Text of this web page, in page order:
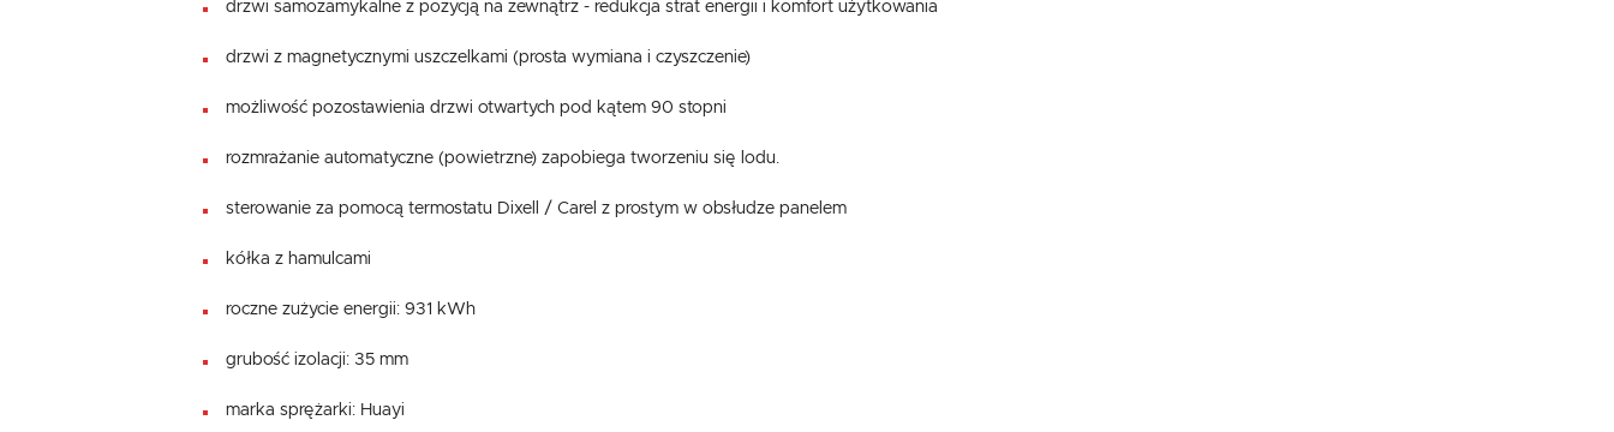
drzwi samozamykalne z pozycją na zewnątrz - redukcja strat energii i komfort użytkowania
drzwi z magnetycznymi uszczelkami (prosta wymiana i czyszczenie)
możliwość pozostawienia drzwi otwartych pod kątem 90 stopni
rozmrażanie automatyczne (powietrzne) zapobiega tworzeniu się lodu.
sterowanie za pomocą termostatu Dixell / Carel z prostym w obsłudze panelem
kółka z hamulcami
roczne zużycie energii: 931 kWh
grubość izolacji: 35 mm
marka sprężarki: Huayi